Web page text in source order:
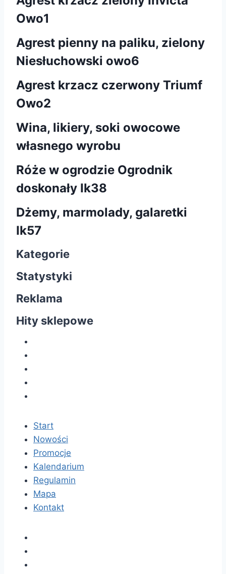
Owo1
Agrest pienny na paliku, zielony
Niesłuchowski owo6
Agrest krzacz czerwony Triumf
Owo2
Wina, likiery, soki owocowe
własnego wyrobu
Róże w ogrodzie Ogrodnik
doskonały Ik38
Dżemy, marmolady, galaretki
Ik57
Kategorie
Statystyki
Reklama
Hity sklepowe
Start
Nowości
Promocje
Kalendarium
Regulamin
Mapa
Kontakt